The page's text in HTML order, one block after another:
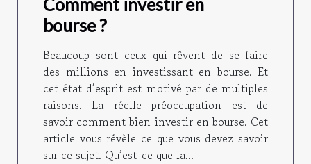
bourse ?
Beaucoup sont ceux qui rêvent de se faire
des millions en investissant en bourse. Et
cet état d’esprit est motivé par de multiples
raisons. La réelle préoccupation est de
savoir comment bien investir en bourse. Cet
article vous révèle ce que vous devez savoir
sur ce sujet. Qu’est-ce que la...